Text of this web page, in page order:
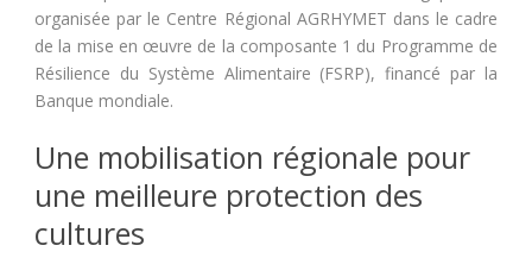
organisée par le Centre Régional AGRHYMET dans le cadre
de la mise en œuvre de la composante 1 du Programme de
Résilience du Système Alimentaire (FSRP), financé par la
Banque mondiale.
Une mobilisation régionale pour
une meilleure protection des
cultures